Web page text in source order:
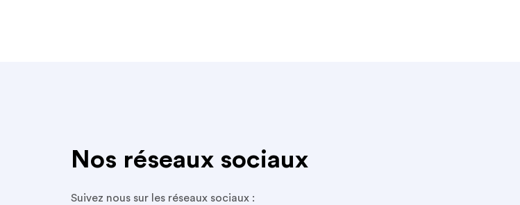
Nos réseaux sociaux
Suivez nous sur les réseaux sociaux :